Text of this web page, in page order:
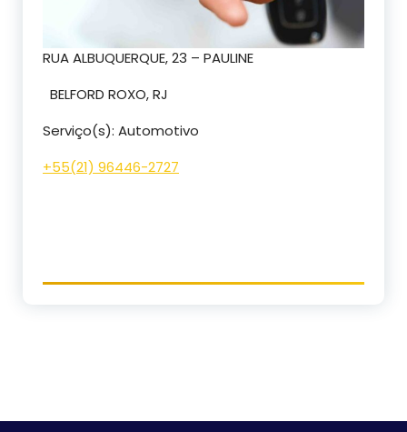
RUA ALBUQUERQUE, 23 – PAULINE
BELFORD ROXO, RJ
Serviço(s): Automotivo
+55(21) 96446-2727